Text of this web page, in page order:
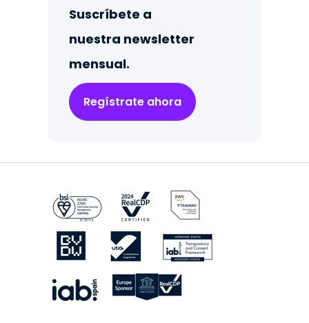
Suscríbete a
nuestra newsletter
mensual.
Regístrate ahora